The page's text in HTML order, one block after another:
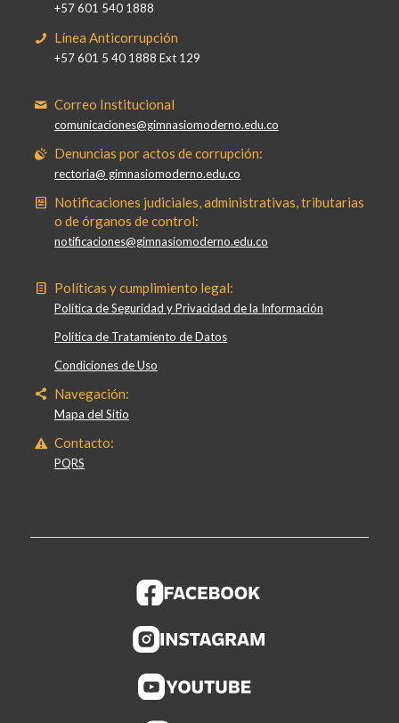
+57 601 540 1888
Línea Anticorrupción
+57 601 5 40 1888 Ext 129
Correo Institucional
comunicaciones@gimnasiomoderno.edu.co
Denuncias por actos de corrupción:
rectoria@ gimnasiomoderno.edu.co
Notificaciones judiciales, administrativas, tributarias
o de órganos de control:
notificaciones@gimnasiomoderno.edu.co
Políticas y cumplimiento legal:
Política de Seguridad y Privacidad de la Información
Política de Tratamiento de Datos
Condiciones de Uso
Navegación:
Mapa del Sitio
Contacto:
PQRS